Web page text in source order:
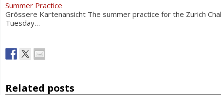
Summer Practice
Grössere Kartenansicht The summer practice for the Zurich
Tuesday…
Related posts